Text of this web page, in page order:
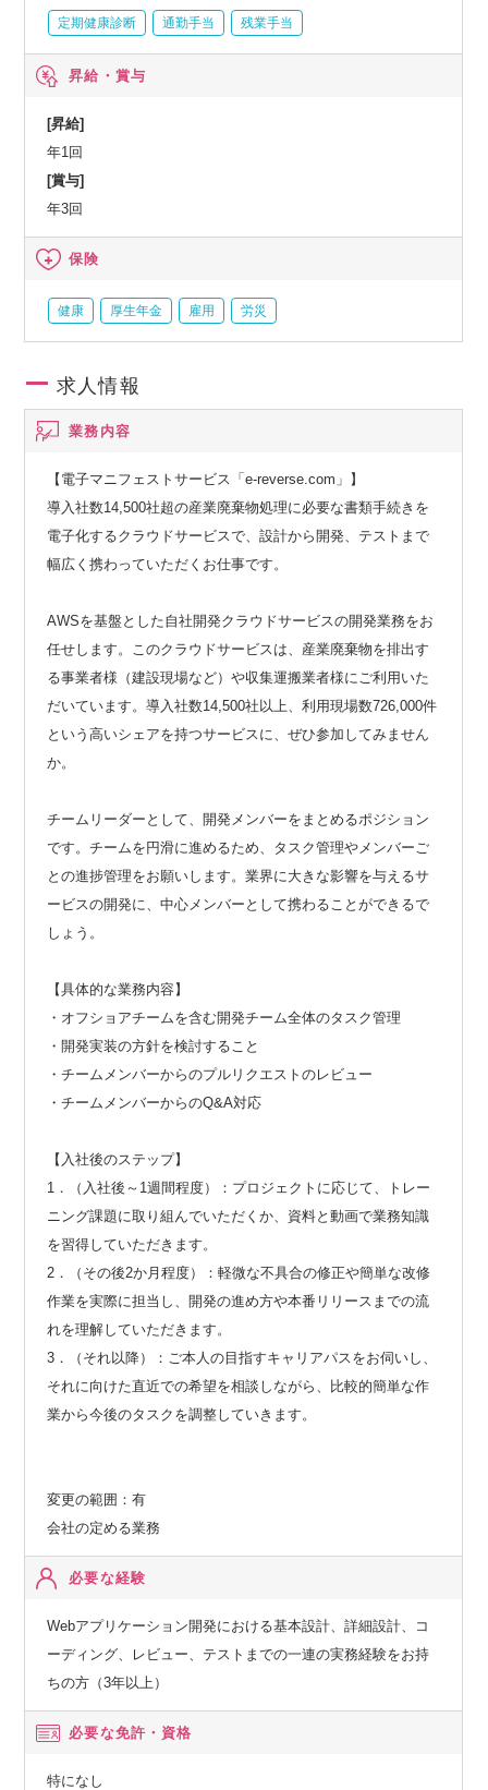
定期健康診断 通勤手当 残業手当
昇給・賞与
[昇給]
年1回
[賞与]
年3回
保険
健康 厚生年金 雇用 労災
求人情報
業務内容
【電子マニフェストサービス「e-reverse.com」】
導入社数14,500社超の産業廃棄物処理に必要な書類手続きを
電子化するクラウドサービスで、設計から開発、テストまで
幅広く携わっていただくお仕事です。
AWSを基盤とした自社開発クラウドサービスの開発業務をお
任せします。このクラウドサービスは、産業廃棄物を排出す
る事業者様（建設現場など）や収集運搬業者様にご利用いた
だいています。導入社数14,500社以上、利用現場数726,000件
という高いシェアを持つサービスに、ぜひ参加してみません
か。
チームリーダーとして、開発メンバーをまとめるポジション
です。チームを円滑に進めるため、タスク管理やメンバーご
との進捗管理をお願いします。業界に大きな影響を与えるサ
ービスの開発に、中心メンバーとして携わることができるで
しょう。
【具体的な業務内容】
・オフショアチームを含む開発チーム全体のタスク管理
・開発実装の方針を検討すること
・チームメンバーからのプルリクエストのレビュー
・チームメンバーからのQ&A対応
【入社後のステップ】
1．（入社後～1週間程度）：プロジェクトに応じて、トレー
ニング課題に取り組んでいただくか、資料と動画で業務知識
を習得していただきます。
2．（その後2か月程度）：軽微な不具合の修正や簡単な改修
作業を実際に担当し、開発の進め方や本番リリースまでの流
れを理解していただきます。
3．（それ以降）：ご本人の目指すキャリアパスをお伺いし、
それに向けた直近での希望を相談しながら、比較的簡単な作
業から今後のタスクを調整していきます。
変更の範囲：有
会社の定める業務
必要な経験
Webアプリケーション開発における基本設計、詳細設計、コ
ーディング、レビュー、テストまでの一連の実務経験をお持
ちの方（3年以上）
必要な免許・資格
特になし